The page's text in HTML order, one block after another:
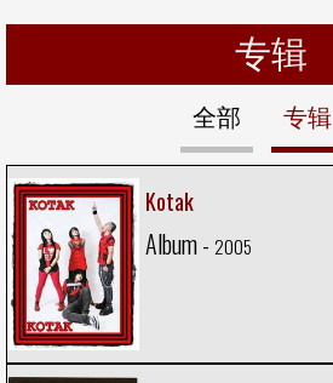
专辑
全部 专辑
Kotak
Album - 2005